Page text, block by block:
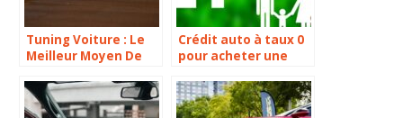
Tuning Voiture : Le
Meilleur Moyen De
Véhicule
Crédit auto à taux 0
pour acheter une